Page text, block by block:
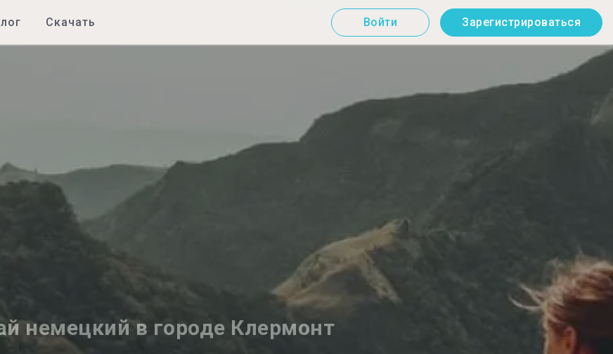
Скачать Войти Зарегистрироваться
немецкий в городе Клермонт